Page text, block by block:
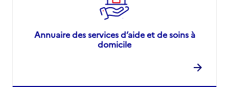
Annuaire des services d’aide et de soins à
domicile